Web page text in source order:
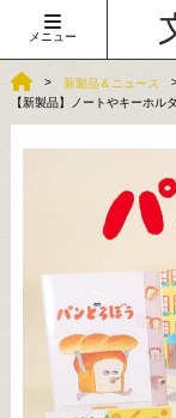
メニュー
新製品＆ニュース
【新製品】ノートやキーホ